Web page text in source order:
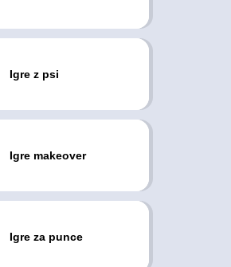
Igre z psi
Igre makeover
Igre za punce